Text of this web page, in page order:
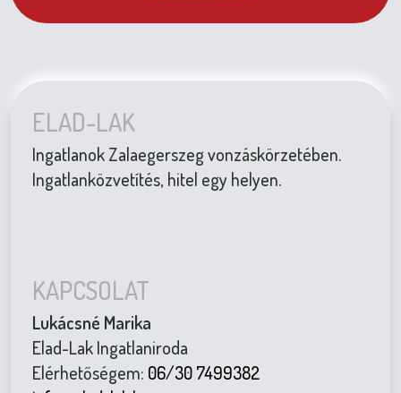
ELAD-LAK
Ingatlanok Zalaegerszeg vonzáskörzetében.
Ingatlanközvetítés, hitel egy helyen.
KAPCSOLAT
Lukácsné Marika
Elad-Lak Ingatlaniroda
Elérhetőségem: 06/30 7499382